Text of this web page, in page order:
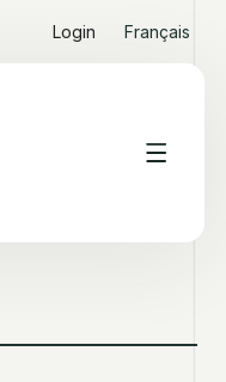
Login Français
GROUPE BPCE